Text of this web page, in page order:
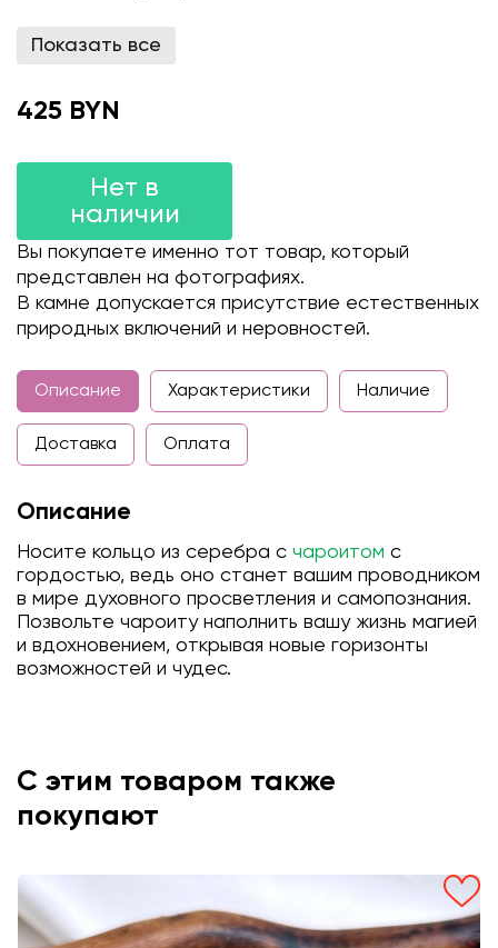
Показать все
425 BYN
Нет в
наличии
Вы покупаете именно тот товар, который
представлен на фотографиях.
В камне допускается присутствие естественных
природных включений и неровностей.
Описание Характеристики Наличие
Доставка Оплата
Описание
Носите кольцо из серебра с чароитом с
гордостью, ведь оно станет вашим проводником
в мире духовного просветления и самопознания.
Позвольте чароиту наполнить вашу жизнь магией
и вдохновением, открывая новые горизонты
возможностей и чудес.
С этим товаром также
покупают